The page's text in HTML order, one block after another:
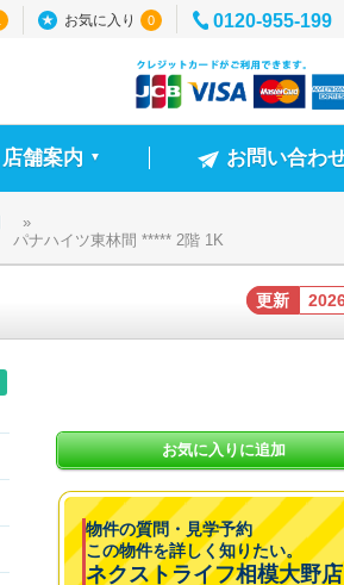
お気に入り 0 0120-955-199
店舗案内 ▼ お問い合わ
»
パナハイツ東林間 ***** 2階 1K
更新
お気に入りに追加
物件の質問・見学予約
この物件を詳しく知りたい。
ネクストライフ相模大野